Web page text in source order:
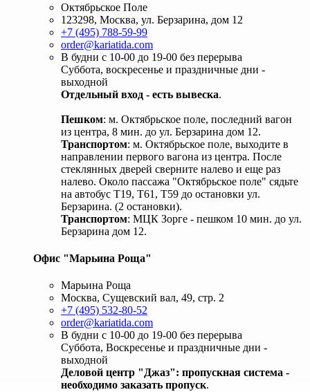
Октябрьское Поле
123298, Москва, ул. Берзарина, дом 12
+7 (495) 788-59-99
order@kariatida.com
В будни с 10-00 до 19-00 без перерыва
Суббота, воскресенье и праздничные дни -
выходной
Отдельный вход - есть вывеска.
Пешком: м. Октябрьское поле, последний вагон
из центра, 8 мин. до ул. Берзарина дом 12.
Транспортом: м. Октябрьское поле, выходите в
направлении первого вагона из центра. После
стеклянных дверей сверните налево и еще раз
налево. Около пассажа "Октябрьское поле" сядьте
на автобус Т19, Т61, Т59 до остановки ул.
Берзарина. (2 остановки).
Транспортом: МЦК Зорге - пешком 10 мин. до ул.
Берзарина дом 12.
Офис "Марьина Роща"
Марьина Роща
Москва, Сущевский вал, 49, стр. 2
+7 (495) 532-80-52
order@kariatida.com
В будни с 10-00 до 19-00 без перерыва
Суббота, Воскресенье и праздничные дни -
выходной
Деловой центр "Джаз": пропускная система -
необходимо заказать пропуск.